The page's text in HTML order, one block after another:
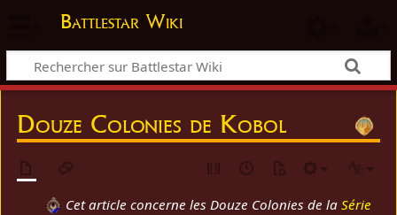
Battlestar Wiki
Douze Colonies de Kobol
Cet article concerne les Douze Colonies de la Série